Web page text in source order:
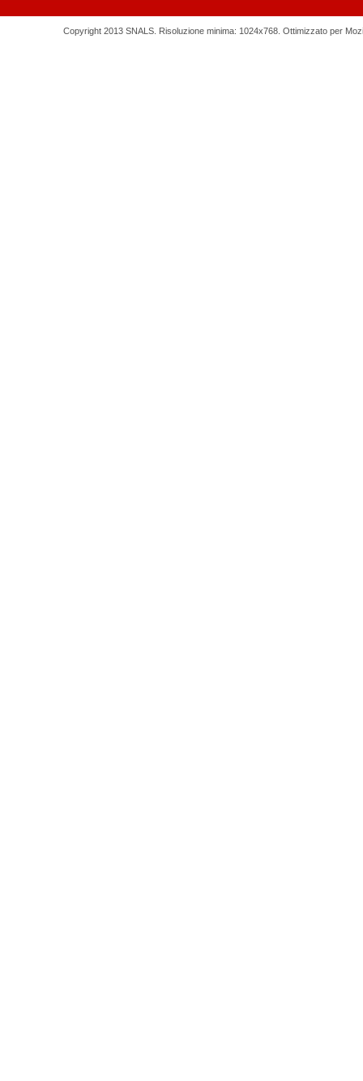
Copyright 2013 SNALS. Risoluzione minima: 1024x768. Ottimizzato per